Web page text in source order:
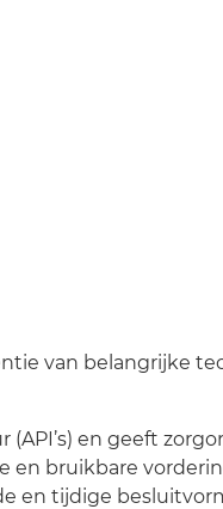
van belangrijke
en geeft
en bruikbare
en tijdige